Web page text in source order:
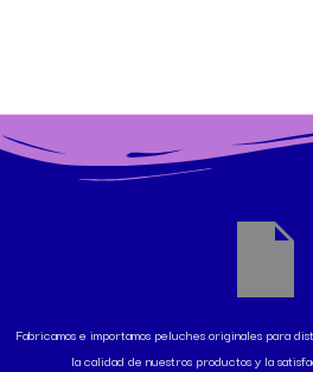
Fabricamos e importamos peluches originales para
la calidad de nuestros productos y la